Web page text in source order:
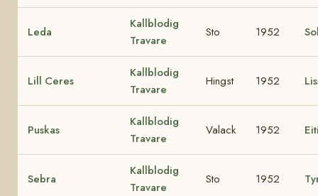
Leda
Kallblodig
Travare
Sto 1952
Lill Ceres
Kallblodig
Travare
Hingst 1952
Puskas
Kallblodig
Travare
Valack 1952
Sebra
Kallblodig
Travare
Sto 1952